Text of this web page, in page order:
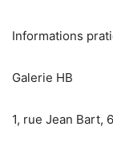
Informations
Galerie HB
1, rue Jean Bart,